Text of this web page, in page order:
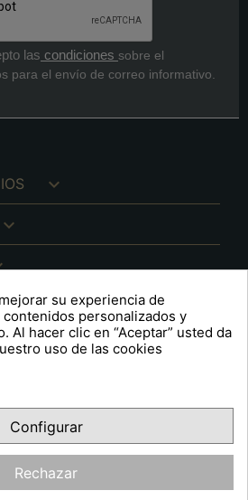
las condiciones sobre el
para el envío de correo informativo.


FacebookYouTubePinterest
su experiencia de
personalizados y
Al hacer clic en “Aceptar” usted da
uso de las cookies
Configurar
Rechazar